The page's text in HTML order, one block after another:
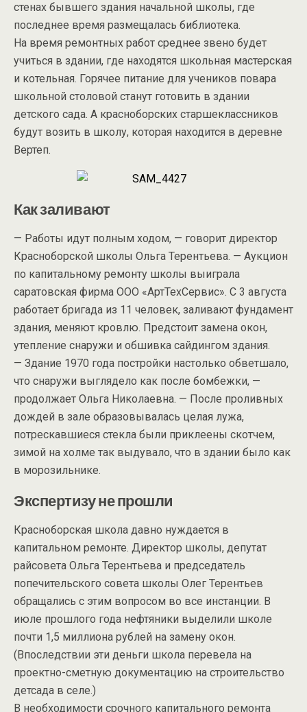
стенах бывшего здания начальной школы, где
последнее время размещалась библиотека.
На время ремонтных работ среднее звено будет
учиться в здании, где находятся школьная мастерская
и котельная. Горячее питание для учеников повара
школьной столовой станут готовить в здании
детского сада. А красноборских старшеклассников
будут возить в школу, которая находится в деревне
Вертеп.
Как заливают
— Работы идут полным ходом, — говорит директор
Красноборской школы Ольга Терентьева. — Аукцион
по капитальному ремонту школы выиграла
саратовская фирма ООО «АртТехСервис». С 3 августа
работает бригада из 11 человек, заливают фундамент
здания, меняют кровлю. Предстоит замена окон,
утепление снаружи и обшивка сайдингом здания.
— Здание 1970 года постройки настолько обветшало,
что снаружи выглядело как после бомбежки, —
продолжает Ольга Николаевна. — После проливных
дождей в зале образовывалась целая лужа,
потрескавшиеся стекла были приклеены скотчем,
зимой на холме так выдувало, что в здании было как
в морозильнике.
Экспертизу не прошли
Красноборская школа давно нуждается в
капитальном ремонте. Директор школы, депутат
райсовета Ольга Терентьева и председатель
попечительского совета школы Олег Терентьев
обращались с этим вопросом во все инстанции. В
июле прошлого года нефтяники выделили школе
почти 1,5 миллиона рублей на замену окон.
(Впоследствии эти деньги школа перевела на
проектно-сметную документацию на строительство
детсада в селе.)
В необходимости срочного капитального ремонта